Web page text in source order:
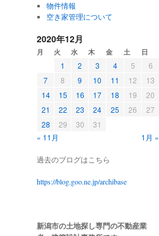
物件情報
空き家管理について
2020年12月
月 火 水 木 金 土 日
« 11月 1月 »
1 2 3 4 5
6
7
8 9 10 11 12
13
14
15 16 17 18 19
20
21
22 23 24 25 26
27
28
29 30 31
過去のブログはこちら
https://blog.goo.ne.jp/archibase
新潟市の土地探し専門の不動産業